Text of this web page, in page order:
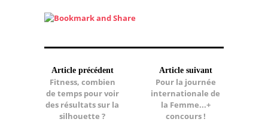
Article précédent
Fitness, combien
de temps pour voir
des résultats sur la
silhouette ?
Article suivant
Pour la journée
internationale de
la Femme...+
concours !